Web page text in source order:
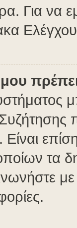
Για να
τα